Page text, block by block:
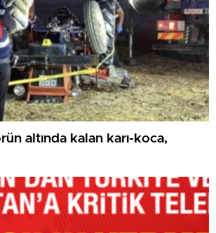
altında kalan karı-koca,